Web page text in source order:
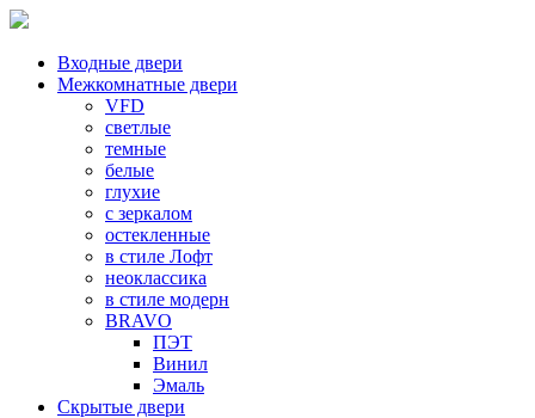
Входные двери
Межкомнатные двери
VFD
светлые
темные
белые
глухие
с зеркалом
остекленные
в стиле Лофт
неоклассика
в стиле модерн
BRAVO
ПЭТ
Винил
Эмаль
Скрытые двери